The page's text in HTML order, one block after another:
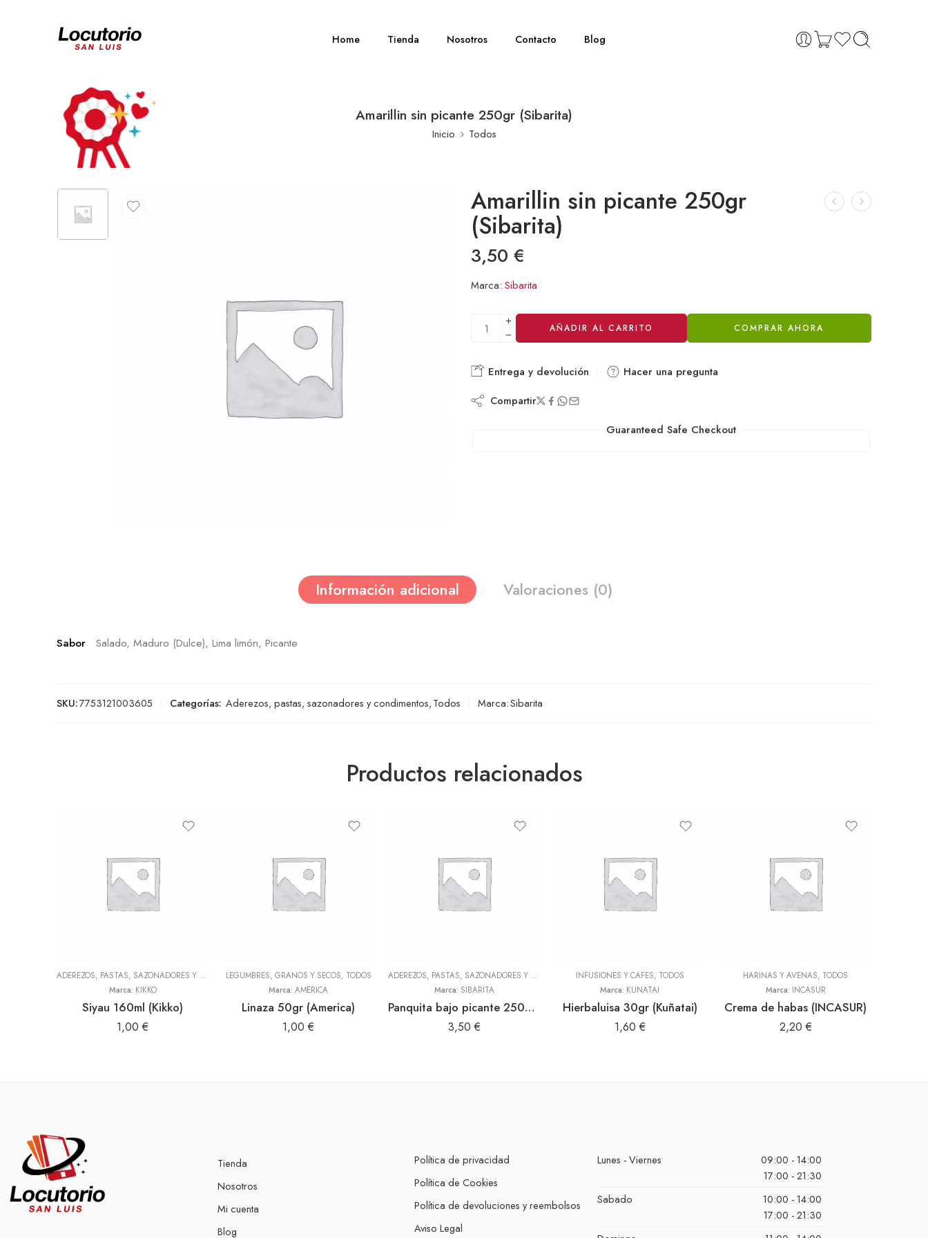
Home Tienda Nosotros Contacto Blog
Amarillin sin picante 250gr (Sibarita)
Inicio Todos
Amarillin sin picante 250gr
(Sibarita)
3,50 €
Marca: Sibarita
AÑADIR AL CARRITO COMPRAR AHORA
Alternative:
Entrega y devolución Hacer una pregunta
Compartir
Guaranteed Safe Checkout
Información adicional Valoraciones (0)
Sabor Salado, Maduro (Dulce), Lima limón, Picante
SKU:7753121003605 Categorías: Aderezos, pastas, sazonadores y condimentos,Todos Marca:Sibarita
Productos relacionados
ADEREZOS, PASTAS, SAZONADORES Y CONDIMENTOS ,TODOS
Marca: KIKKO
Siyau 160ml (Kikko)
1,00 €
LEGUMBRES, GRANOS Y SECOS, TODOS
Marca: AMERICA
Linaza 50gr (America)
1,00 €
ADEREZOS, PASTAS, SAZONADORES Y CONDIMENTOS ,TODOS
Marca: SIBARITA
Panquita bajo picante 250gr (Sibarita)
3,50 €
INFUSIONES Y CAFES, TODOS
Marca: KUÑATAI
Hierbaluisa 30gr (Kuñatai)
1,60 €
HARINAS Y AVENAS, TODOS
Marca: INCASUR
Crema de habas (INCASUR)
2,20 €
Tienda
Nosotros
Mi cuenta
Blog
Política de privacidad
Política de Cookies
Política de devoluciones y reembolsos
Aviso Legal
Lunes - Viernes
09:00 - 14:00
17:00 - 21:30
Sabado
10:00 - 14:00
17:00 - 21:30